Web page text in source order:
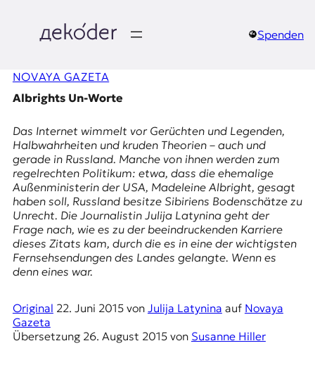
springen
e
k
o
d
e
r
|
E
K
Spenden
NOVAYA GAZETA
Albrights Un-Worte
Das Internet wimmelt vor Gerüchten und Legenden,
Halbwahrheiten und kruden Theorien – auch und
gerade in Russland. Manche von ihnen werden zum
regelrechten Politikum: etwa, dass die ehemalige
Außenministerin der USA, Madeleine Albright, gesagt
haben soll, Russland besitze Sibiriens Bodenschätze zu
Unrecht. Die Journalistin Julija Latynina geht der
Frage nach, wie es zu der beeindruckenden Karriere
dieses Zitats kam, durch die es in eine der wichtigsten
Fernsehsendungen des Landes gelangte. Wenn es
denn eines war.
Original 22. Juni 2015von Julija Latynina auf Novaya
Gazeta
Übersetzung 26. August 2015von Susanne Hiller